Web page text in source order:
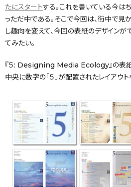
たにスタートする。これを書いている今は
っただ中である。そこで今回は、街中で見
し趣向を変えて、今回の表紙のデザインが
てみたい。
『５: Designing Media Ecology』の表紙
中央に数字の「５」が配置されたレイアウト